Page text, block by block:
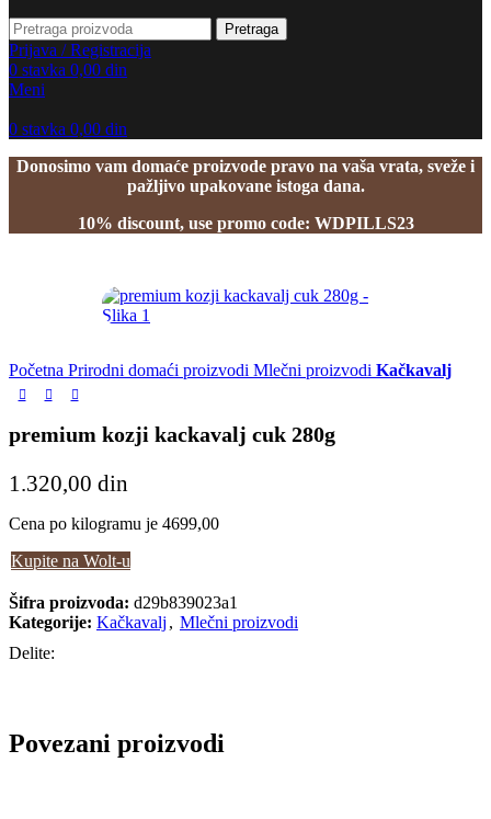
Pretraga
Prijava / Registracija
0 stavka 0,00 din
Meni
0 stavka 0,00 din
Donosimo vam domaće proizvode pravo na vaša vrata, sveže i
pažljivo upakovane istoga dana.
10% discount, use promo code: WDPILLS23
Početna Prirodni domaći proizvodi Mlečni proizvodi Kačkavalj
premium kozji kackavalj cuk 280g
1.320,00 din
Cena po kilogramu je 4699,00
Kupite na Wolt-u
Šifra proizvoda: d29b839023a1
Kategorije: Kačkavalj , Mlečni proizvodi
Delite:
Povezani proizvodi